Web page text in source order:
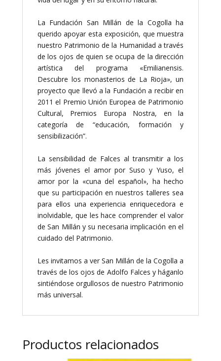
La Fundación San Millán de la Cogolla ha
querido apoyar esta exposición, que muestra
nuestro Patrimonio de la Humanidad a través
de los ojos de quien se ocupa de la dirección
artística del programa «Emilianensis.
Descubre los monasterios de La Rioja», un
proyecto que llevó a la Fundación a recibir en
2011 el Premio Unión Europea de Patrimonio
Cultural, Premios Europa Nostra, en la
categoría de “educación, formación y
sensibilización”.
La sensibilidad de Falces al transmitir a los
más jóvenes el amor por Suso y Yuso, el
amor por la «cuna del español», ha hecho
que su participación en nuestros talleres sea
para ellos una experiencia enriquecedora e
inolvidable, que les hace comprender el valor
de San Millán y su necesaria implicación en el
cuidado del Patrimonio.
Les invitamos a ver San Millán de la Cogolla a
través de los ojos de Adolfo Falces y háganlo
sintiéndose orgullosos de nuestro Patrimonio
más universal.
Productos relacionados